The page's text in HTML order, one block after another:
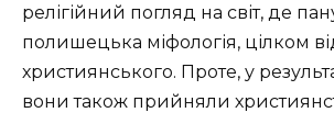
релігійний погляд на світ, де
полишецька міфологія, цілком
християнського. Проте, у
вони також прийняли